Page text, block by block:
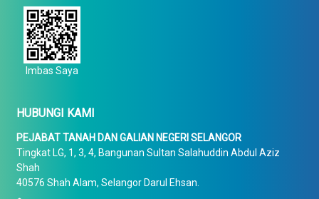
Imbas Saya
HUBUNGI KAMI
PEJABAT TANAH DAN GALIAN NEGERI SELANGOR
Tingkat LG, 1, 3, 4, Bangunan Sultan Salahuddin Abdul Aziz
Shah
40576 Shah Alam, Selangor Darul Ehsan.